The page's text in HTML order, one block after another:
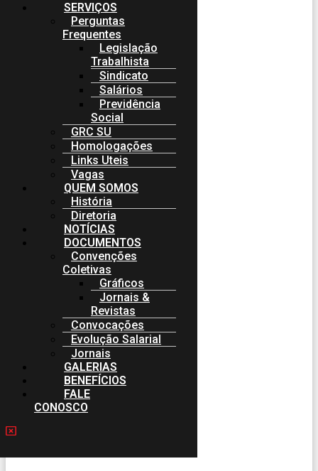
SERVIÇOS
Perguntas
Frequentes
Legislação
Trabalhista
Sindicato
Salários
Previdência
Social
GRC SU
Homologações
Links Uteis
Vagas
QUEM SOMOS
História
Diretoria
NOTÍCIAS
DOCUMENTOS
Convenções
Coletivas
Gráficos
Jornais &
Revistas
Convocações
Evolução Salarial
Jornais
GALERIAS
BENEFÍCIOS
FALE
CONOSCO